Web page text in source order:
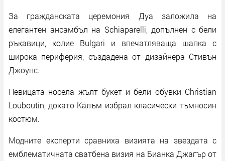
За гражданската церемония Дуа заложила на
елегантен ансамбъл на Schiaparelli, допълнен с бели
ръкавици, колие Bulgari и впечатляваща шапка с
широка периферия, създадена от дизайнера Стивън
Джоунс.
Певицата носела жълт букет и бели обувки Christian
Louboutin, докато Калъм избрал класически тъмносин
костюм.
Модните експерти сравниха визията на звездата с
емблематичната сватбена визия на Бианка Джагър от